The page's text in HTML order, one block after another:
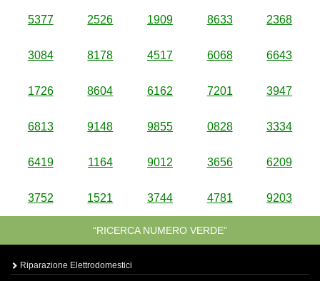
5377 2526 1909 8633 2368
3084 8178 4517 6068 6643
1726 8604 6162 7201 3947
6813 9148 9855 0828 3334
6419 1164 9012 3656 6209
3752 1521 3744 4781 9203
“RICERCA NUMERO VERDE”
Riparazione Elettrodomestici